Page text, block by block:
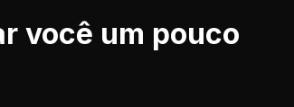
você um pouco